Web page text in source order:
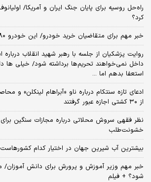
راه‌حل روسیه برای پایان جنگ ایران و آمریکا/
کرد؟
خبر مهم برای متقاضیان خرید خودرو/ این خودرو ۸۰ میلیون ارزان شد
روایت پزشکیان از جلسه با رهبر شهید انقلاب
داخل نمی‌خواهند تحریم‌ها برداشته شود/ خیلی
استعفا بدهم اما ...
ادعای تازه سنتکام درباره ناو «آبراهام لینکلن» و
از ۳۰ کشتی اجازه عبور گرفتند
نظر فقهی سروش محلاتی درباره مجازات سنگین
خشونت‌طلب
بیشترین آب شیرین جهان در اختیار کدام
خبر مهم وزیر آموزش و پرورش برای دانش
شود؟ + فیلم